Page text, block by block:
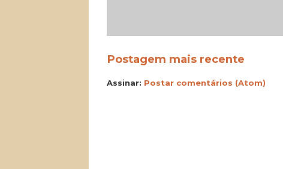
Postagem mais recente
Assinar: Postar comentários (Atom)